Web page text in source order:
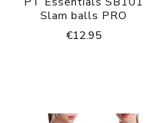
Slam balls PRO
€12.95